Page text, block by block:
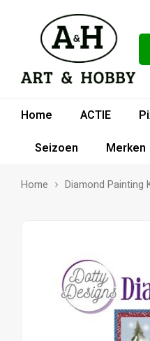
Home ACTIE
Seizoen
Merken
Home Diamond Painting